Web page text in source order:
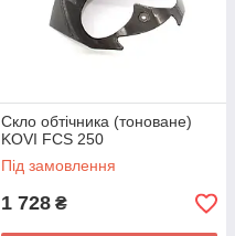
Скло обтічника (тоноване)
KOVI FCS 250
Під замовлення
1 728 ₴